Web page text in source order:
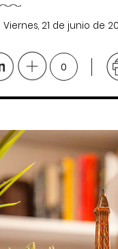
Viernes, 21 de junio de
0